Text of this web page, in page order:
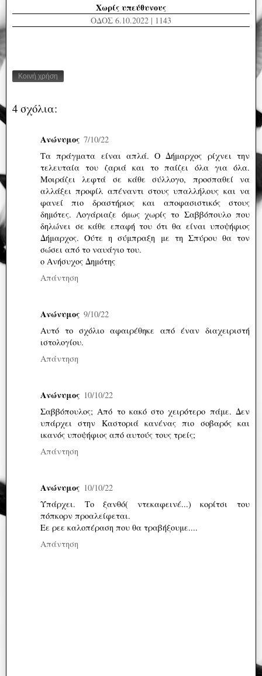
Χωρίς υπεύθυνους
ΟΔΟΣ 6.10.2022 | 1143
Κοινή χρήση
4 σχόλια:
Ανώνυμος 7/10/22
Τα πράγματα είναι απλά. Ο Δήμαρχος ρίχνει την
τελευταία του ζαριά και το παίζει όλα για όλα.
Μοιράζει λεφτά σε κάθε σύλλογο, προσπαθεί να
αλλάξει προφίλ απέναντι στους υπαλλήλους και να
φανεί πιο δραστήριος και αποφασιστικός στους
δημότες. Λογάριαζε όμως χωρίς το Σαββόπουλο που
δηλώνει σε κάθε επαφή του ότι θα είναι υποψήφιος
Δήμαρχος. Ούτε η σύμπραξη με τη Σπύρου θα τον
σώσει από το ναυάγιο του.
ο Ανήσυχος Δημότης
Απάντηση
Ανώνυμος 9/10/22
Αυτό το σχόλιο αφαιρέθηκε από έναν διαχειριστή
ιστολογίου.
Απάντηση
Ανώνυμος 10/10/22
Σαββόπουλος; Από το κακό στο χειρότερο πάμε. Δεν
υπάρχει στην Καστοριά κανένας πιο σοβαρός και
ικανός υποψήφιος από αυτούς τους τρείς;
Απάντηση
Ανώνυμος 10/10/22
Υπάρχει. Το ξανθό( ντεκαφεινέ...) κορίτσι του
πόπκορν προαλείφεται.
Εε ρεε καλοπέραση που θα τραβήξουμε....
Απάντηση